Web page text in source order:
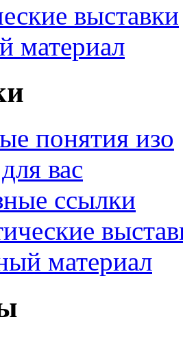
выставки
материал
понятия изо
вас
ссылки
материал